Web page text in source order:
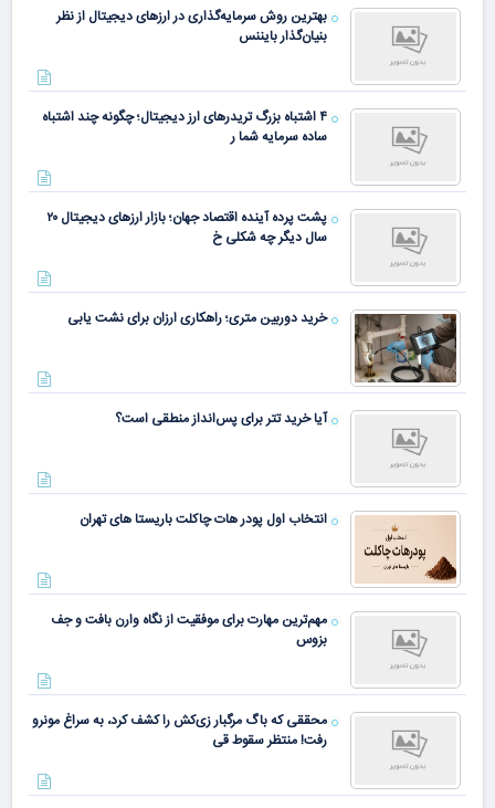
بهترین روش سرمایه‌گذاری در ارزهای دیجیتال از نظر
بنیان‌گذار بایننس
۴ اشتباه بزرگ تریدرهای ارز دیجیتال؛ چگونه چند اشتباه
ساده سرمایه شما ر
پشت پرده آینده اقتصاد جهان؛ بازار ارزهای دیجیتال ۲۰
سال دیگر چه شکلی خ
خرید دوربین متری؛ راهکاری ارزان برای نشت یابی
آیا خرید تتر برای پس‌انداز منطقی است؟
انتخاب اول پودر هات چاکلت باریستا های تهران
مهم‌ترین مهارت برای موفقیت از نگاه وارن بافت و جف
بزوس
محققی که باگ مرگبار زی‌کش را کشف کرد، به سراغ مونرو
رفت! منتظر سقوط قی